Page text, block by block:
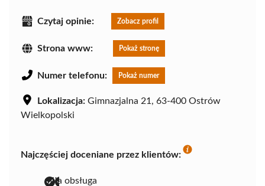
Czytaj opinie: Zobacz profil
Strona www: Pokaż stronę
Numer telefonu: Pokaż numer
Lokalizacja: Gimnazjalna 21, 63-400 Ostrów
Wielkopolski
Najczęściej doceniane przez klientów:
miła obsługa